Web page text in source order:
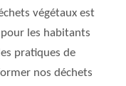
végétaux est
les habitants
pratiques de
nos déchets